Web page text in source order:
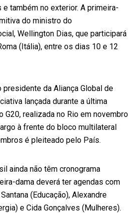
também no exterior. A primeira-
do ministro do
Wellington Dias, que participará
(Itália), entre os dias 10 e 12
presidente da Aliança Global de
lançada durante a última
G20, realizada no Rio em novembro
à frente do bloco multilateral
é pleiteado pelo País.
ainda não têm cronograma
dama deverá ter agendas com
(Educação), Alexandre
e Cida Gonçalves (Mulheres).